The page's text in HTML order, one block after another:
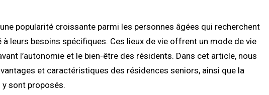
popularité croissante parmi les personnes âgées qui recherchent
leurs besoins spécifiques. Ces lieux de vie offrent un mode de vie
l’autonomie et le bien-être des résidents. Dans cet article, nous
et caractéristiques des résidences seniors, ainsi que la
sont proposés.